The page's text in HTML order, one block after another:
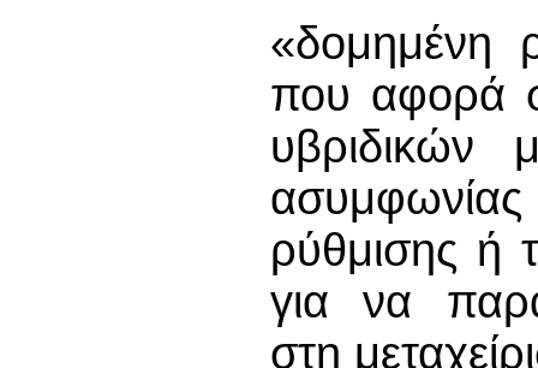
«δομημένη
που αφορά
υβριδικών
ρύθμισης ή
για να
στη